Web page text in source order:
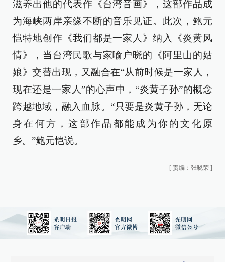
滋养出他的代表作《台湾音画》，这部作品成
为海峡两岸亲缘不断的音乐见证。此次，鲍元
恺特地创作《我们都是一家人》纳入《炎黄风
情》，当台湾民歌与家喻户晓的《阿里山的姑
娘》交替出现，又融合在“从前时候是一家人，
现在还是一家人”的心声中，“炎黄子孙”的概念
跨越地域，融入血脉。“只要是炎黄子孙，无论
身在何方，这部作品都能成为你的文化原
乡。”鲍元恺说。
[ 责编：张晓荣 ]